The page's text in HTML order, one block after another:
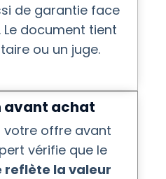
de garantie face
document tient
ou un juge.
avant achat
votre offre avant
vérifie que le
reflète la valeur